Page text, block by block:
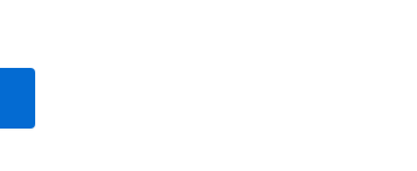
товара.
вариаций.
товар